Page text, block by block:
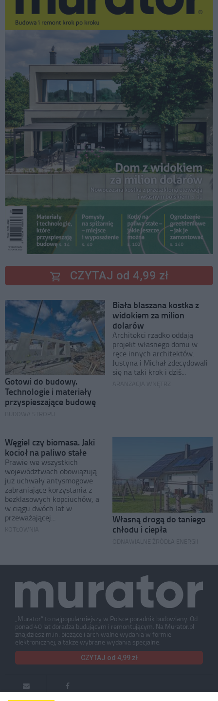
CZYTAJ od 4,99 zł
Gotowi do budowy.
Technologie i materiały
przyspieszające budowę
Biała blaszana kostka z
widokiem za milion
dolarów
Architekci rzadko oddają
projekt własnego domu w
ręce innych architektów.
Justyna i Michał zdecydowali
się na taki krok i dziś...
Węgiel czy biomasa. Jaki
kocioł na paliwo stałe
Prawie we wszystkich
województwach obowiązują
już uchwały antysmogowe
zabraniające korzystania z
bezklasowych kopciuchów, a
w ciągu dwóch lat w
przeważającej...
Własną drogą do taniego
chłodu i ciepła
„Murator” to najpopularniejszy w Polsce poradnik budowlany. Od
ponad 40 lat doradza budującym i remontującym. Na Murator.pl
znajdziesz m.in. bieżące i archiwalne wydania w formie
elektronicznej, a także wybrane wydania specjalne.
CZYTAJ od 4,99 zł